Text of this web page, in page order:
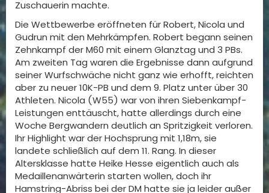
Zuschauerin machte.
Die Wettbewerbe eröffneten für Robert, Nicola und
Gudrun mit den Mehrkämpfen. Robert begann seinen
Zehnkampf der M60 mit einem Glanztag und 3 PBs.
Am zweiten Tag waren die Ergebnisse dann aufgrund
seiner Wurfschwäche nicht ganz wie erhofft, reichten
aber zu neuer 10K-PB und dem 9. Platz unter über 30
Athleten. Nicola (W55) war von ihren Siebenkampf-
Leistungen enttäuscht, hatte allerdings durch eine
Woche Bergwandern deutlich an Spritzigkeit verloren.
Ihr Highlight war der Hochsprung mit 1,18m, sie
landete schließlich auf dem 11. Rang. In dieser
Altersklasse hatte Heike Hesse eigentlich auch als
Medaillenanwärterin starten wollen, doch ihr
Hamstring-Abriss bei der DM hatte sie ja leider außer